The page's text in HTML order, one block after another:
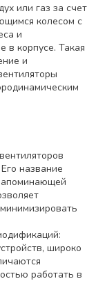
или газ за счет
колесом с
и
в корпусе. Такая
и
название
широко
работать в